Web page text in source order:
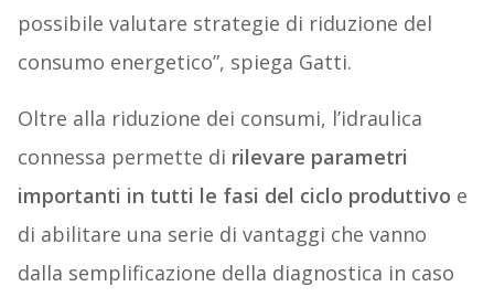
possibile valutare strategie di riduzione del
consumo energetico”, spiega Gatti.
Oltre alla riduzione dei consumi, l’idraulica
connessa permette di rilevare parametri
importanti in tutti le fasi del ciclo produttivo e
di abilitare una serie di vantaggi che vanno
dalla semplificazione della diagnostica in caso